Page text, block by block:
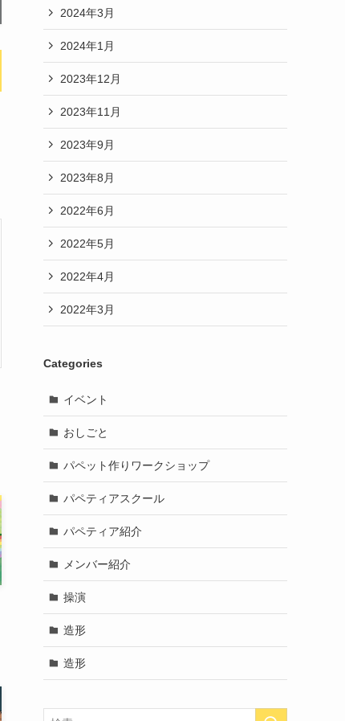
2024年3月
2024年1月
2023年12月
2023年11月
2023年9月
2023年8月
2022年6月
2022年5月
2022年4月
2022年3月
Categories
イベント
おしごと
パペット作りワークショップ
パペティアスクール
パペティア紹介
メンバー紹介
操演
造形
造形